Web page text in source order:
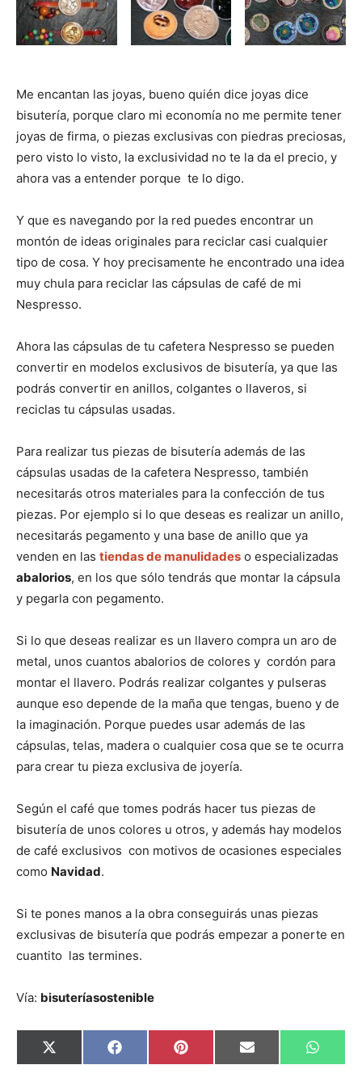
r
e
n
r
)
r
e
n
t r
e
r
e
n
Me encantan las joyas, bueno quién dice joyas dice
bisutería, porque claro mi economía no me permite tener
joyas de firma, o piezas exclusivas con piedras preciosas,
pero visto lo visto, la exclusividad no te la da el precio, y
ahora vas a entender porque te lo digo.
Y que es navegando por la red puedes encontrar un
montón de ideas originales para reciclar casi cualquier
tipo de cosa. Y hoy precisamente he encontrado una idea
muy chula para reciclar las cápsulas de café de mi
Nespresso.
Ahora las cápsulas de tu cafetera Nespresso se pueden
convertir en modelos exclusivos de bisutería, ya que las
podrás convertir en anillos, colgantes o llaveros, si
reciclas tu cápsulas usadas.
Para realizar tus piezas de bisutería además de las
cápsulas usadas de la cafetera Nespresso, también
necesitarás otros materiales para la confección de tus
piezas. Por ejemplo si lo que deseas es realizar un anillo,
necesitarás pegamento y una base de anillo que ya
venden en las tiendas de manulidades o especializadas
abalorios, en los que sólo tendrás que montar la cápsula
y pegarla con pegamento.
Si lo que deseas realizar es un llavero compra un aro de
metal, unos cuantos abalorios de colores y cordón para
montar el llavero. Podrás realizar colgantes y pulseras
aunque eso depende de la maña que tengas, bueno y de
la imaginación. Porque puedes usar además de las
cápsulas, telas, madera o cualquier cosa que se te ocurra
para crear tu pieza exclusiva de joyería.
Según el café que tomes podrás hacer tus piezas de
bisutería de unos colores u otros, y además hay modelos
de café exclusivos con motivos de ocasiones especiales
como Navidad.
Si te pones manos a la obra conseguirás unas piezas
exclusivas de bisutería que podrás empezar a ponerte en
cuantito las termines.
Vía: bisuteríasostenible
C
o
X
(
C
o
F
a
C
o
P
i
C
o
E
m
C
o
W
h